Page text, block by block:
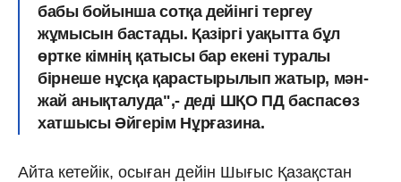
бабы бойынша сотқа дейінгі тергеу
жұмысын бастады. Қазіргі уақытта бұл
өртке кімнің қатысы бар екені туралы
бірнеше нұсқа қарастырылып жатыр, мән-
жай анықталуда",- деді ШҚО ПД баспасөз
хатшысы Әйгерім Нұрғазина.
Айта кетейік, осыған дейін Шығыс Қазақстан